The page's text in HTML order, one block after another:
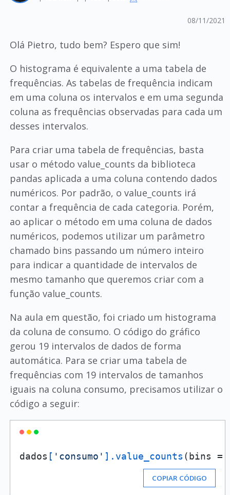
08/11/2021
Olá Pietro, tudo bem? Espero que sim!
O histograma é equivalente a uma tabela de
frequências. As tabelas de frequência indicam
em uma coluna os intervalos e em uma segunda
coluna as frequências observadas para cada um
desses intervalos.
Para criar uma tabela de frequências, basta
usar o método value_counts da biblioteca
pandas aplicada a uma coluna contendo dados
numéricos. Por padrão, o value_counts irá
contar a frequência de cada categoria. Porém,
ao aplicar o método em uma coluna de dados
numéricos, podemos utilizar um parâmetro
chamado bins passando um número inteiro
para indicar a quantidade de intervalos de
mesmo tamanho que queremos criar com a
função value_counts.
Na aula em questão, foi criado um histograma
da coluna de consumo. O código do gráfico
gerou 19 intervalos de dados de forma
automática. Para se criar uma tabela de
frequências com 19 intervalos de tamanhos
iguais na coluna consumo, precisamos utilizar o
código a seguir:
dados [ 'consumo' ] .value_counts (bins =
COPIAR CÓDIGO